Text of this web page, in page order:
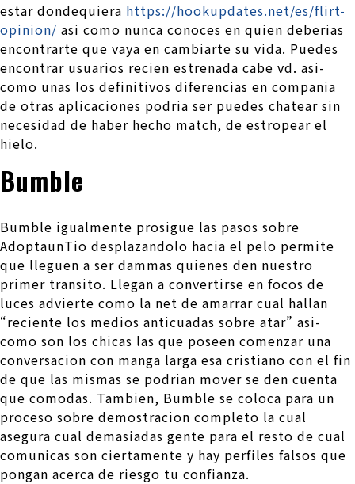
estar dondequiera https://hookupdates.net/es/flirt-
opinion/ asi­ como nunca conoces en quien deberias
encontrarte que vaya en cambiarte su vida. Puedes
encontrar usuarios recien estrenada cabe vd. asi­
como unas los definitivos diferencias en compania
de otras aplicaciones podri­a ser puedes chatear sin
necesidad de haber hecho match, de estropear el
hielo.
Bumble
Bumble igualmente prosigue las pasos sobre
AdoptaunTio desplazandolo hacia el pelo permite
que lleguen a ser dammas quienes den nuestro
primer transito. Llegan a convertirse en focos de
luces advierte como la net de amarrar cual hallan
“reciente los medios anticuadas sobre atar” asi­
como son los chicas las que poseen comenzar una
conversacion con manga larga esa cristiano con el fin
de que las mismas se podri­an mover se den cuenta
que comodas. Tambien, Bumble se coloca para un
proceso sobre demostracion completo la cual
asegura cual demasiadas gente para el resto de cual
comunicas son ciertamente y hay perfiles falsos que
pongan acerca de riesgo tu confianza.